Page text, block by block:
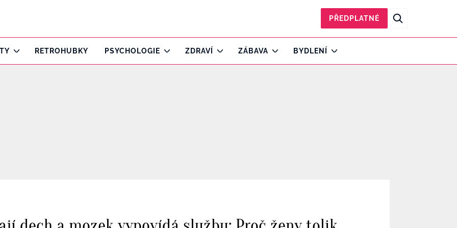
PŘEDPLATNÉ
RETROHUBKY PSYCHOLOGIE ZDRAVÍ ZÁBAVA BYDLENÍ